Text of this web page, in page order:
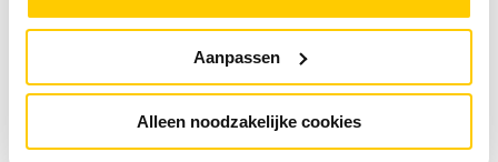
Aanpassen
Alleen noodzakelijke cookies
AOPEN DEX5750-S Zwart 4K Ultra HD 128
935,- excl. BTW
Meer info